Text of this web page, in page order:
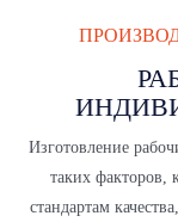
Изготовление
таких факторов,
стандартам